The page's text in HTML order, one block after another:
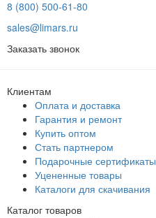
8 (800) 500-61-80
sales@limars.ru
Заказать звонок
Клиентам
Оплата и доставка
Гарантия и ремонт
Купить оптом
Стать партнером
Подарочные сертификаты
Уцененные товары
Каталоги для скачивания
Каталог товаров